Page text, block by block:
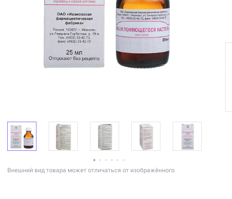
Bнешний вид товара может отличаться от изображённого